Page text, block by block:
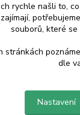
rychle našli to,
souborů, které se
stránkách
dle
Nastavení